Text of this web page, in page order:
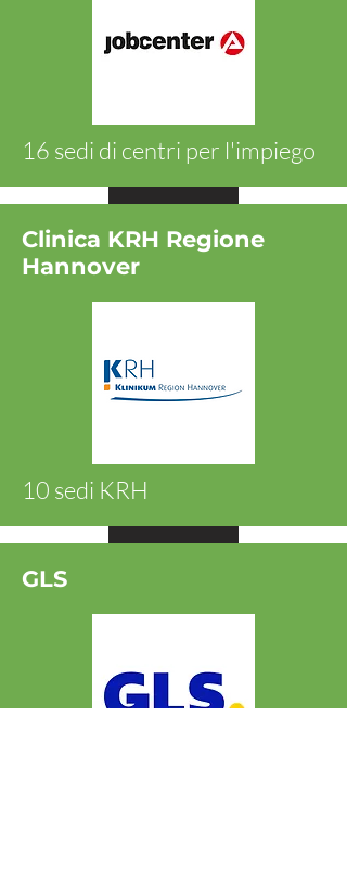
16 sedi di centri per l'impiego
Ansehen
Clinica KRH Regione
Hannover
10 sedi KRH
Ansehen
GLS